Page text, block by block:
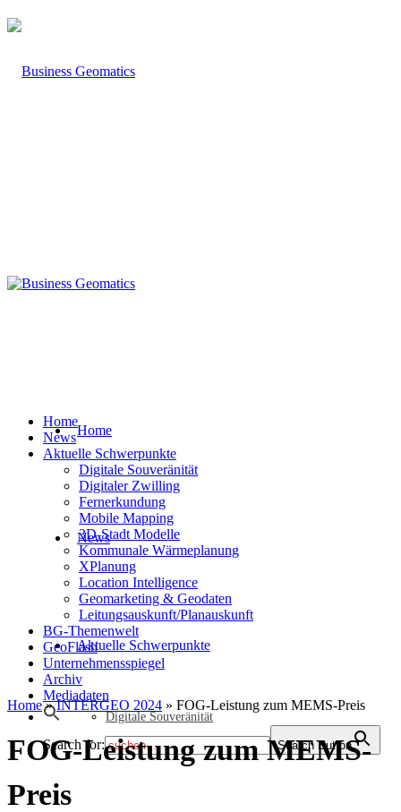
Home
News
Aktuelle Schwerpunkte
Digitale Souveränität
Home
News
Aktuelle Schwerpunkte
Digitale Souveränität
Digitaler Zwilling
Fernerkundung
Mobile Mapping
3D-Stadt Modelle
Kommunale Wärmeplanung
XPlanung
Location Intelligence
Geomarketing & Geodaten
Leitungsauskunft/Planauskunft
BG-Themenwelt
GeoFlash
Unternehmensspiegel
Archiv
Mediadaten
Search for: Search Button
Home»INTERGEO 2024 » FOG-Leistung zum MEMS-Preis
FOG-Leistung zum MEMS-
Preis